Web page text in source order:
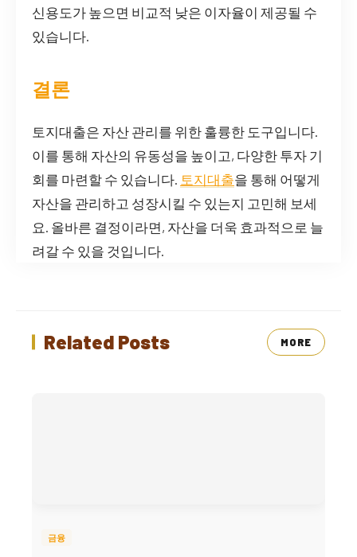
신용도가 높으면 비교적 낮은 이자율이 제공될 수
있습니다.
결론
토지대출은 자산 관리를 위한 훌륭한 도구입니다.
이를 통해 자산의 유동성을 높이고, 다양한 투자 기
회를 마련할 수 있습니다. 토지대출을 통해 어떻게
자산을 관리하고 성장시킬 수 있는지 고민해 보세
요. 올바른 결정이라면, 자산을 더욱 효과적으로 늘
려갈 수 있을 것입니다.
Related Posts MORE
금융